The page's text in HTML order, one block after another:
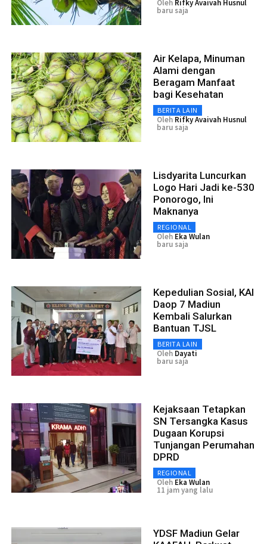
Oleh Rifky Avaivah Husnul
baru saja
Air Kelapa, Minuman
Alami dengan
Beragam Manfaat
bagi Kesehatan
BERITA LAIN
Oleh Rifky Avaivah Husnul
baru saja
Lisdyarita Luncurkan
Logo Hari Jadi ke-530
Ponorogo, Ini
Maknanya
REGIONAL
Oleh Eka Wulan
baru saja
Kepedulian Sosial, KAI
Daop 7 Madiun
Kembali Salurkan
Bantuan TJSL
BERITA LAIN
Oleh Dayati
baru saja
Kejaksaan Tetapkan
SN Tersangka Kasus
Dugaan Korupsi
Tunjangan Perumahan
DPRD
REGIONAL
Oleh Eka Wulan
11 jam yang lalu
YDSF Madiun Gelar